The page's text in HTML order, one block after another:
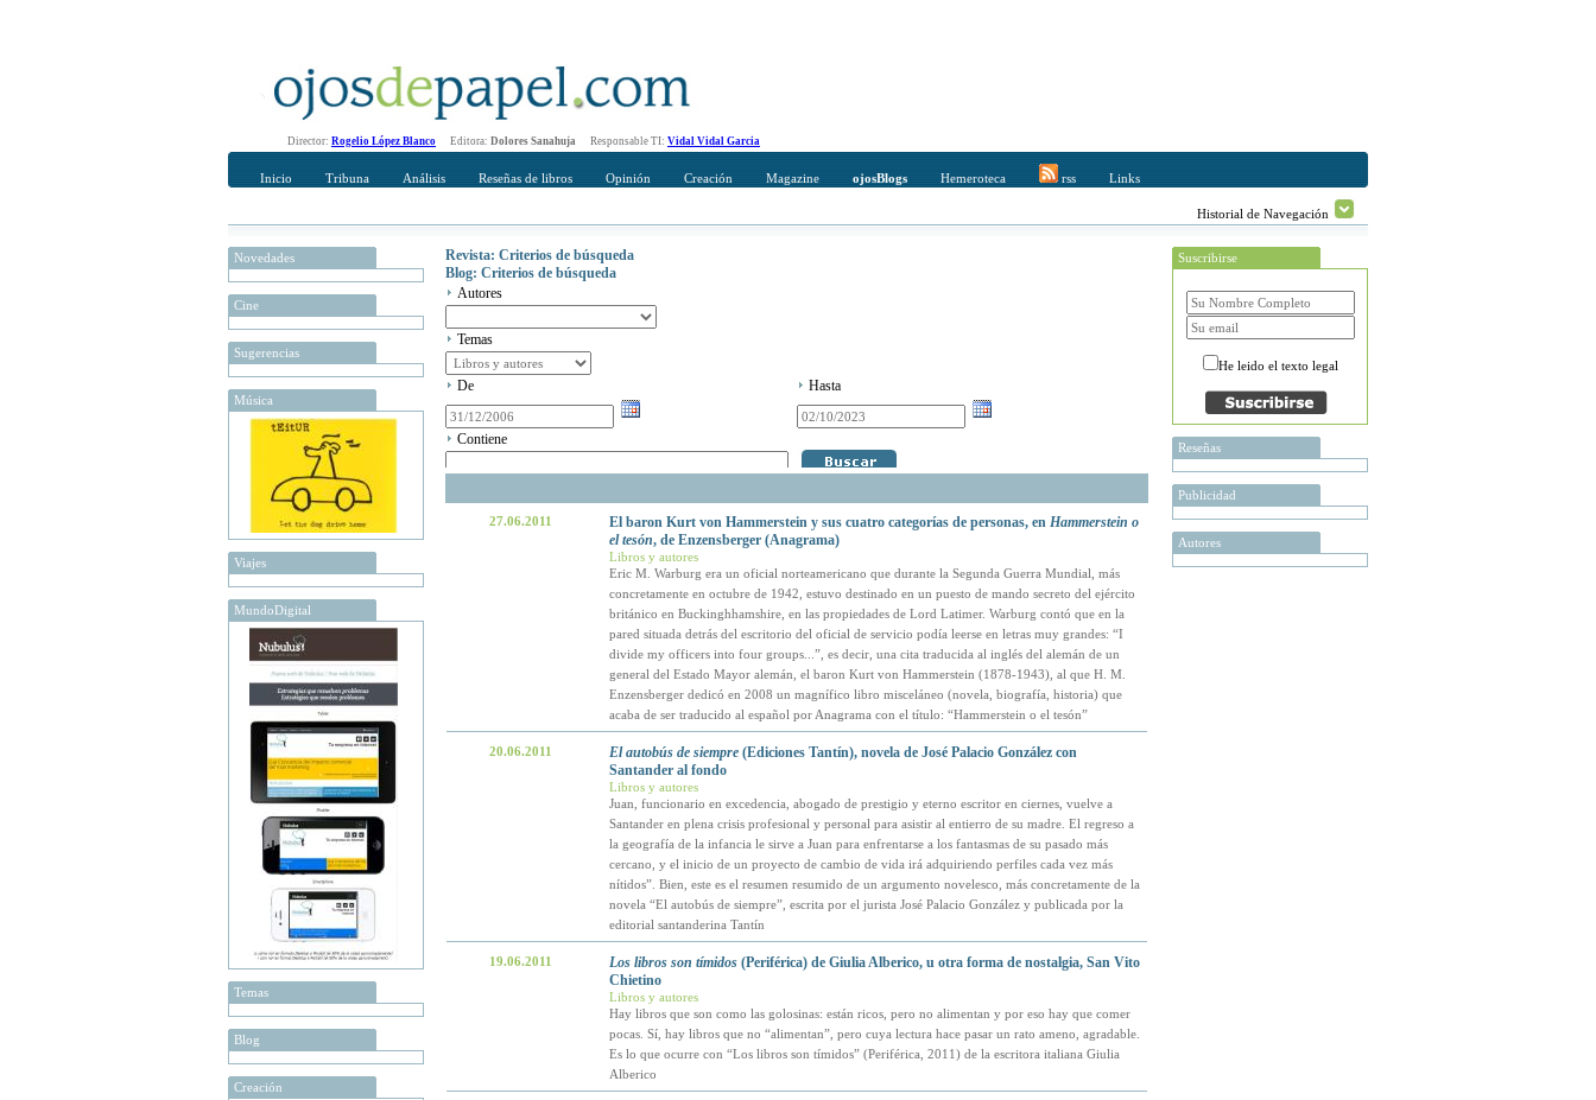
Director: Rogelio López Blanco Editora: Dolores Sanahuja Responsable TI: Vidal Vidal Garcia
Inicio Tribuna Análisis Reseñas de libros Opinión Creación Magazine ojosBlogs Hemeroteca rss Links
Historial de Navegación
Novedades
Cine
Sugerencias
Música
Viajes
MundoDigital
Temas
Blog
Creación
Revista: Criterios de búsqueda
Blog: Criterios de búsqueda
Autores
Temas
De Hasta
Contiene
27.06.2011 El baron Kurt von Hammerstein y sus cuatro categorías de personas, en Hammerstein o
el tesón, de Enzensberger (Anagrama)
Libros y autores
Eric M. Warburg era un oficial norteamericano que durante la Segunda Guerra Mundial, más
concretamente en octubre de 1942, estuvo destinado en un puesto de mando secreto del ejército
británico en Buckinghhamshire, en las propiedades de Lord Latimer. Warburg contó que en la
pared situada detrás del escritorio del oficial de servicio podía leerse en letras muy grandes: “I
divide my officers into four groups...”, es decir, una cita traducida al inglés del alemán de un
general del Estado Mayor alemán, el baron Kurt von Hammerstein (1878-1943), al que H. M.
Enzensberger dedicó en 2008 un magnífico libro misceláneo (novela, biografía, historia) que
acaba de ser traducido al español por Anagrama con el título: “Hammerstein o el tesón”
20.06.2011 El autobús de siempre(Ediciones Tantín), novela de José Palacio González con
Santander al fondo
Libros y autores
Juan, funcionario en excedencia, abogado de prestigio y eterno escritor en ciernes, vuelve a
Santander en plena crisis profesional y personal para asistir al entierro de su madre. El regreso a
la geografía de la infancia le sirve a Juan para enfrentarse a los fantasmas de su pasado más
cercano, y el inicio de un proyecto de cambio de vida irá adquiriendo perfiles cada vez más
nítidos”. Bien, este es el resumen resumido de un argumento novelesco, más concretamente de la
novela “El autobús de siempre”, escrita por el jurista José Palacio González y publicada por la
editorial santanderina Tantín
19.06.2011 Los libros son tímidos(Periférica) de Giulia Alberico, u otra forma de nostalgia, San Vito
Chietino
Libros y autores
Hay libros que son como las golosinas: están ricos, pero no alimentan y por eso hay que comer
pocas. Sí, hay libros que no “alimentan”, pero cuya lectura hace pasar un rato ameno, agradable.
Es lo que ocurre con “Los libros son tímidos” (Periférica, 2011) de la escritora italiana Giulia
Alberico
Suscribirse
He leido el texto legal
Reseñas
Publicidad
Autores